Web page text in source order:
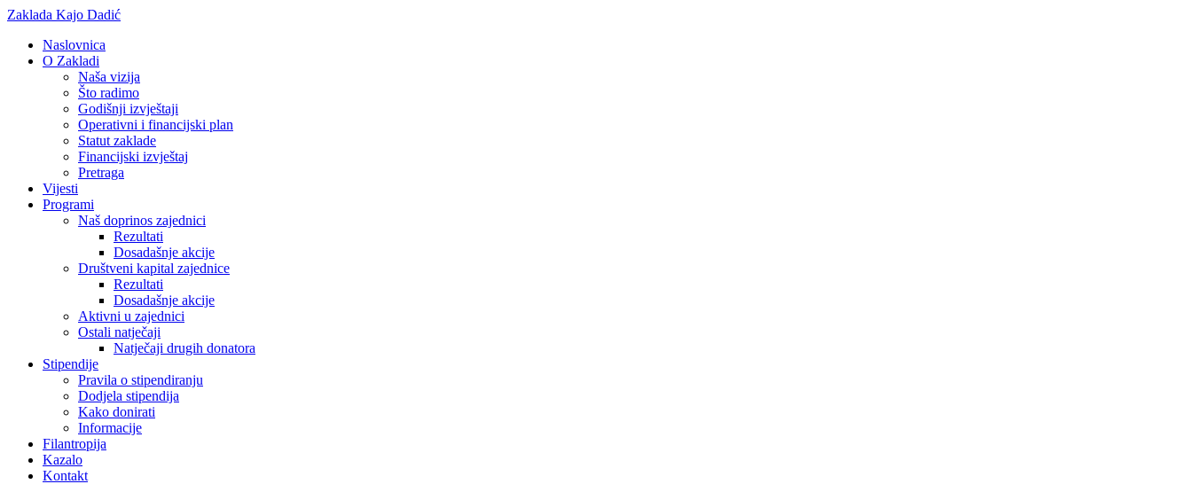
Zaklada Kajo Dadić
Naslovnica
O Zakladi
Naša vizija
Što radimo
Godišnji izvještaji
Operativni i financijski plan
Statut zaklade
Financijski izvještaj
Pretraga
Vijesti
Programi
Naš doprinos zajednici
Rezultati
Dosadašnje akcije
Društveni kapital zajednice
Rezultati
Dosadašnje akcije
Aktivni u zajednici
Ostali natječaji
Natječaji drugih donatora
Stipendije
Pravila o stipendiranju
Dodjela stipendija
Kako donirati
Informacije
Filantropija
Kazalo
Kontakt